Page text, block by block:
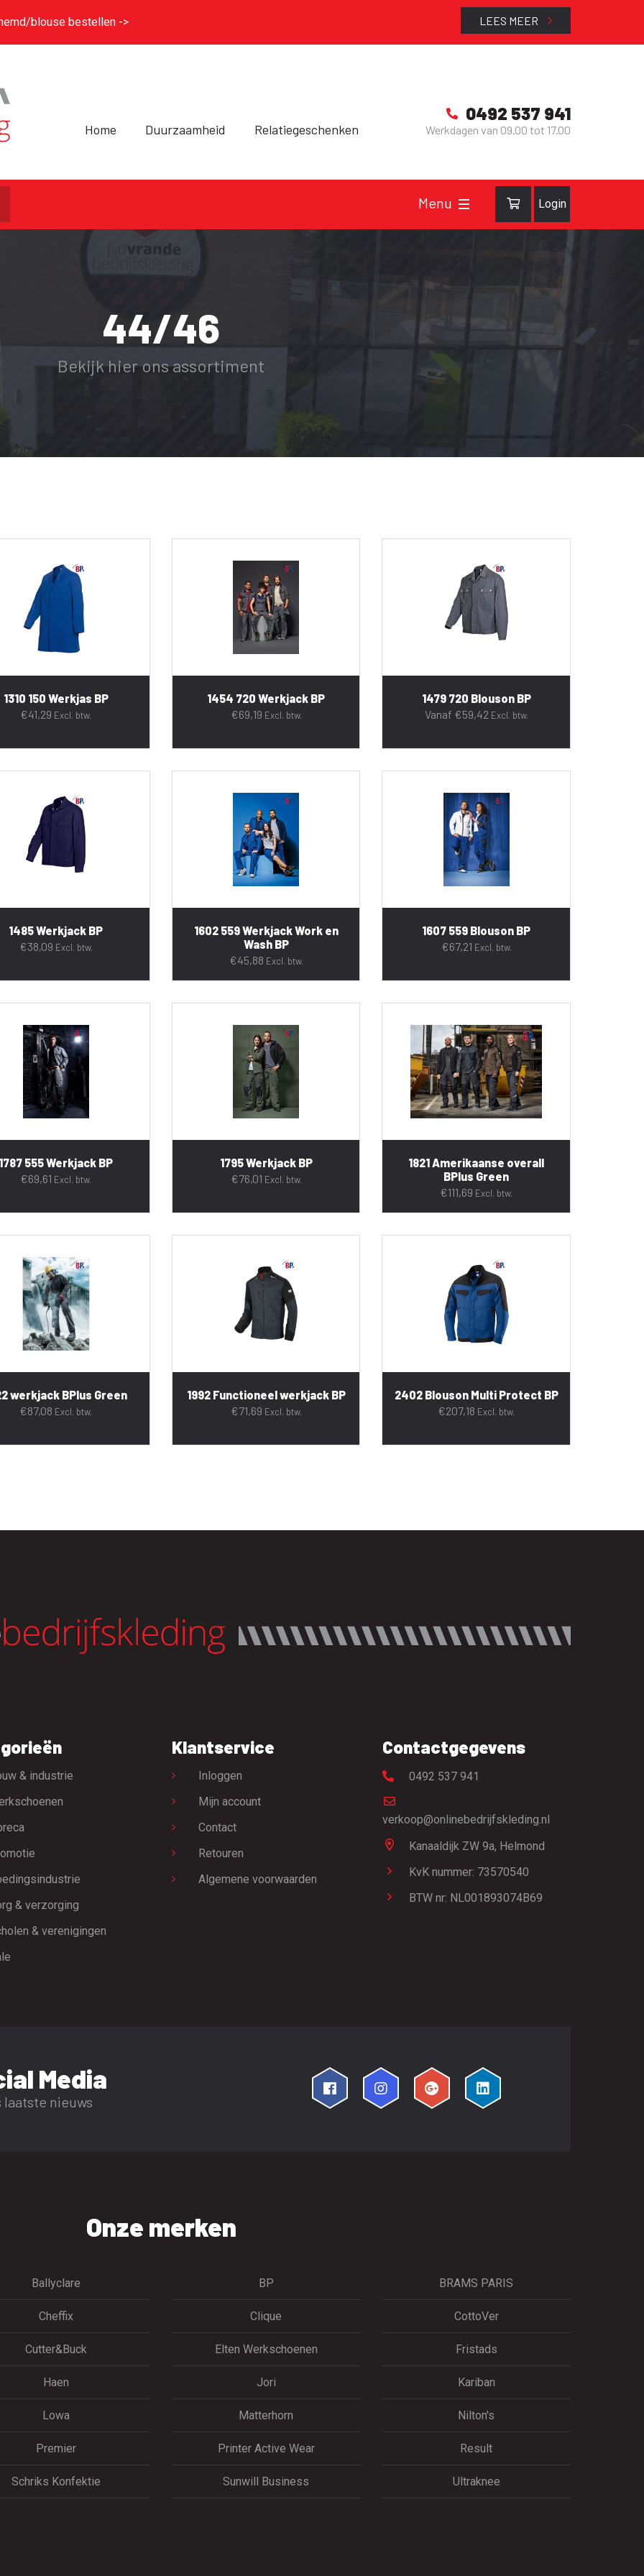
blouse bestellen -> LEES MEER
0492 537 941
Werkdagen van 09.00 tot 17.00
Home Duurzaamheid Relatiegeschenken
Login
44/46
Bekijk hier ons assortiment
1310 150 Werkjas BP
€41,29 Excl. btw.
1454 720 Werkjack BP
€69,19 Excl. btw.
1479 720 Blouson BP
Vanaf €59,42 Excl. btw.
1485 Werkjack BP
€38,09 Excl. btw.
1602 559 Werkjack Work en
Wash BP
€45,88 Excl. btw.
1607 559 Blouson BP
€67,21 Excl. btw.
555 Werkjack BP
€69,61 Excl. btw.
1795 Werkjack BP
€76,01 Excl. btw.
1821 Amerikaanse overall
BPlus Green
€111,69 Excl. btw.
werkjack BPlus Green
€87,08 Excl. btw.
1992 Functioneel werkjack BP
€71,69 Excl. btw.
2402 Blouson Multi Protect BP
€207,18 Excl. btw.
& industrie
& verzorging
& verenigingen
Klantservice
Inloggen
Mijn account
Contact
Retouren
Algemene voorwaarden
Contactgegevens
0492 537 941
verkoop@onlinebedrijfskleding.nl
Kanaaldijk ZW 9a, Helmond
KvK nummer: 73570540
BTW nr: NL001893074B69
Media
nieuws
Onze merken
Ballyclare BP BRAMS PARIS
Cheffix Clique CottoVer
Cutter&Buck Elten Werkschoenen Fristads
Haen Jori Kariban
Lowa Matterhorn Nilton's
Premier Printer Active Wear Result
Schriks Konfektie Sunwill Business Ultraknee